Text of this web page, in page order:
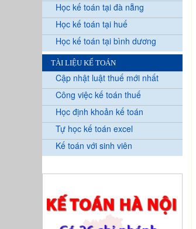
Học kế toán tại đà nẵng
Học kế toán tại huế
Học kế toán tại bình dương
TÀI LIỆU KẾ TOÁN
Cập nhật luật thuế mới nhất
Công việc kế toán thuế
Học định khoản kế toán
Tự học kế toán excel
Kế toán với sinh viên